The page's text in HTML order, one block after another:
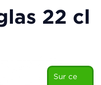
22 cl
Sur ce